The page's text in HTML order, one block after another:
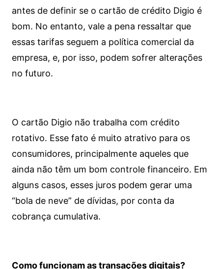
antes de definir se o cartão de crédito Digio é
bom. No entanto, vale a pena ressaltar que
essas tarifas seguem a política comercial da
empresa, e, por isso, podem sofrer alterações
no futuro.
O cartão Digio não trabalha com crédito
rotativo. Esse fato é muito atrativo para os
consumidores, principalmente aqueles que
ainda não têm um bom controle financeiro. Em
alguns casos, esses juros podem gerar uma
“bola de neve” de dívidas, por conta da
cobrança cumulativa.
Como funcionam as transações digitais?